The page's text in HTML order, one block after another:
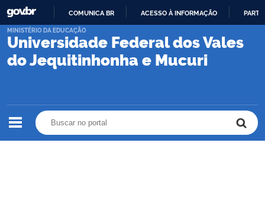
PARA
CONTEÚDO
COMUNICA BR ACESSO À INFORMAÇÃO
Universidade Federal dos Vales
do Jequitinhonha e Mucuri
MINISTÉRIO DA EDUCAÇÃO